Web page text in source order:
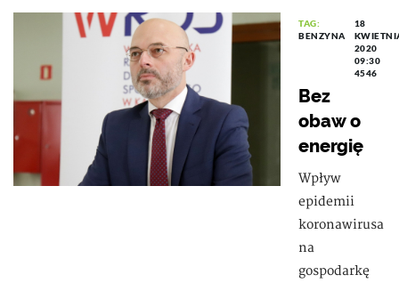
TAG:
BENZYNA
18
2020
09:30
4546
Bez
obaw o
energię
Wpływ
epidemii
koronawirusa
na
gospodarkę